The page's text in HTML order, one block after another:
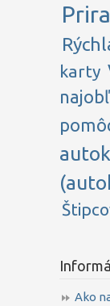
karty
Ako